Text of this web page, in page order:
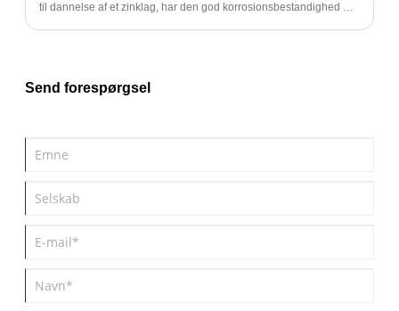
til dannelse af et zinklag, har den god korrosionsbestandighed og
Send forespørgsel